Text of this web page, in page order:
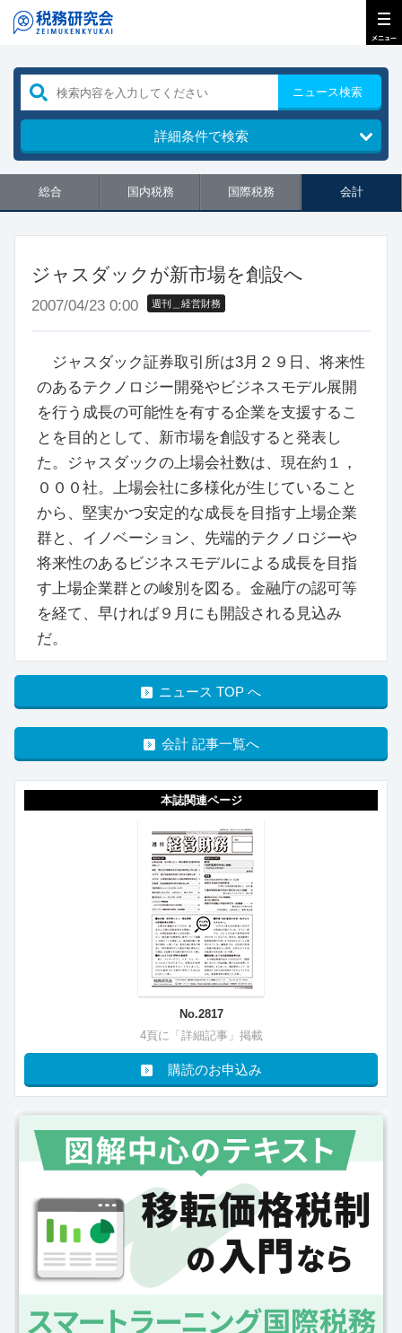
ニュース検索
詳細条件で検索
総合 国内税務 国際税務 会計
ジャスダックが新市場を創設へ
2007/04/23 0:00 週刊＿経営財務
ジャスダック証券取引所は3月２９日、将来性
のあるテクノロジー開発やビジネスモデル展開
を行う成長の可能性を有する企業を支援するこ
とを目的として、新市場を創設すると発表し
た。ジャスダックの上場会社数は、現在約１，
０００社。上場会社に多様化が生じていること
から、堅実かつ安定的な成長を目指す上場企業
群と、イノベーション、先端的テクノロジーや
将来性のあるビジネスモデルによる成長を目指
す上場企業群との峻別を図る。金融庁の認可等
を経て、早ければ９月にも開設される見込み
だ。
ニュース TOP へ
会計 記事一覧へ
本誌関連ページ
No.2817
4頁に「詳細記事」掲載
購読のお申込み